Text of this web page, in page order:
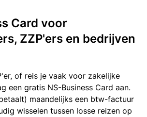
Card voor
ZZP'ers en bedrijven
of reis je vaak voor zakelijke
een gratis NS-Business Card aan.
maandelijks een btw-factuur
wisselen tussen losse reizen op